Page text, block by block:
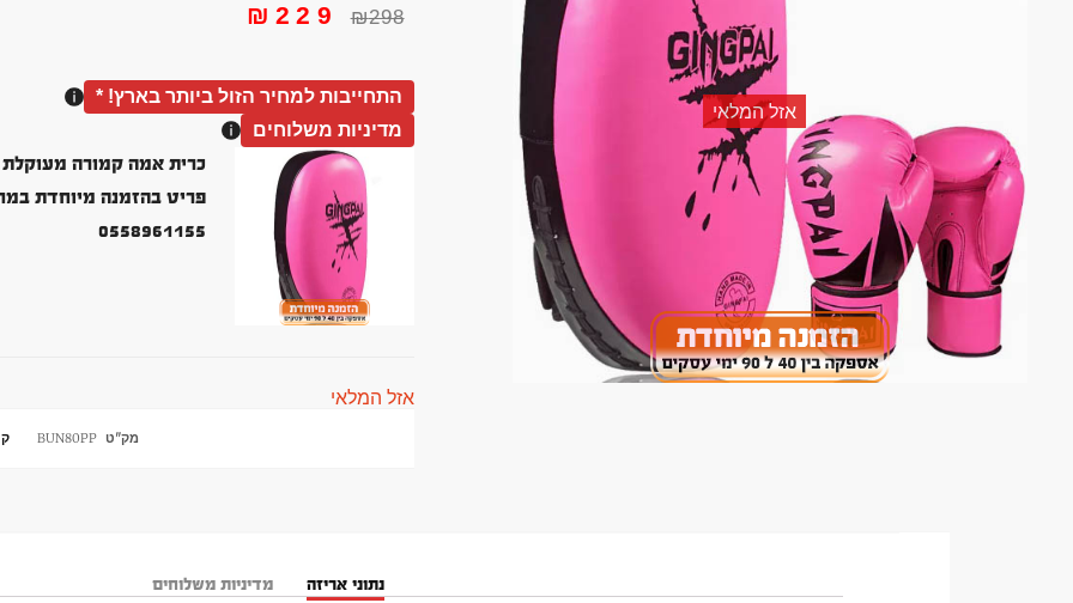
אזל המלאי
₪298
₪ 229
התחייבות למחיר הזול ביותר בארץ! *
מדיניות משלוחים
כרית אמה קמורה מעוקלת
0558961155
אזל המלאי
מק"ט BUN80PP
נתוני אריזה מדיניות משלוחים